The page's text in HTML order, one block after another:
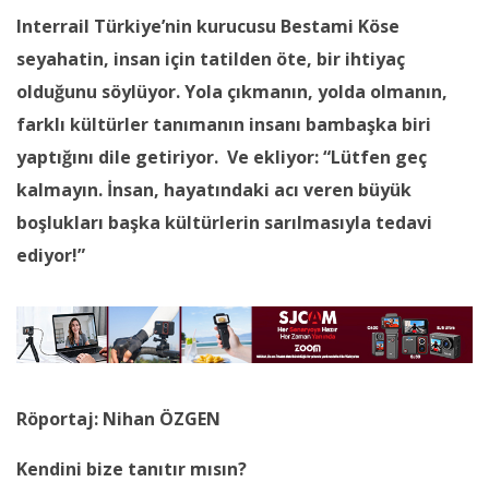
Interrail Türkiye’nin kurucusu Bestami Köse
seyahatin, insan için tatilden öte, bir ihtiyaç
olduğunu söylüyor. Yola çıkmanın, yolda olmanın,
farklı kültürler tanımanın insanı bambaşka biri
yaptığını dile getiriyor. Ve ekliyor: “Lütfen geç
kalmayın. İnsan, hayatındaki acı veren büyük
boşlukları başka kültürlerin sarılmasıyla tedavi
ediyor!”
Röportaj: Nihan ÖZGEN
Kendini bize tanıtır mısın?